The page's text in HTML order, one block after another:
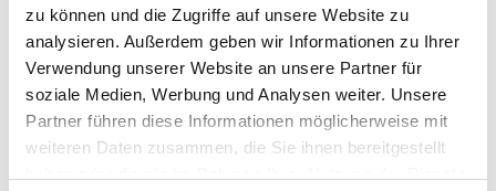
zu können und die Zugriffe auf unsere Website zu
analysieren. Außerdem geben wir Informationen zu Ihrer
Verwendung unserer Website an unsere Partner für
soziale Medien, Werbung und Analysen weiter. Unsere
Partner führen diese Informationen möglicherweise mit
weiteren Daten zusammen, die Sie ihnen bereitgestellt
Umrechnungsfaktoren